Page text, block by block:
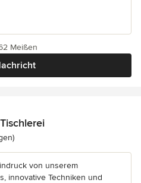
Meißen
5 von 5 Sternen
von unserem
innovative Techniken und